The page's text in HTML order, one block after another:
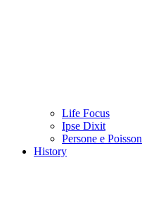
Life Focus
Ipse Dixit
Persone e Poisson
History